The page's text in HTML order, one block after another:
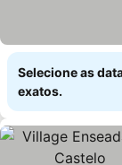
Selecione as
exatos.